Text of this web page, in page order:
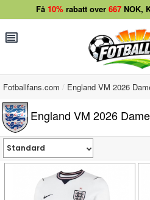
Få 10% rabatt over 667 NOK,
󰂩
Fotballfans.com England VM 2026
England VM 2026 Dame